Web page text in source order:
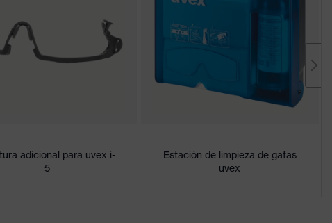
adicional para uvex i-
5
Estación de limpieza de gafas
uvex